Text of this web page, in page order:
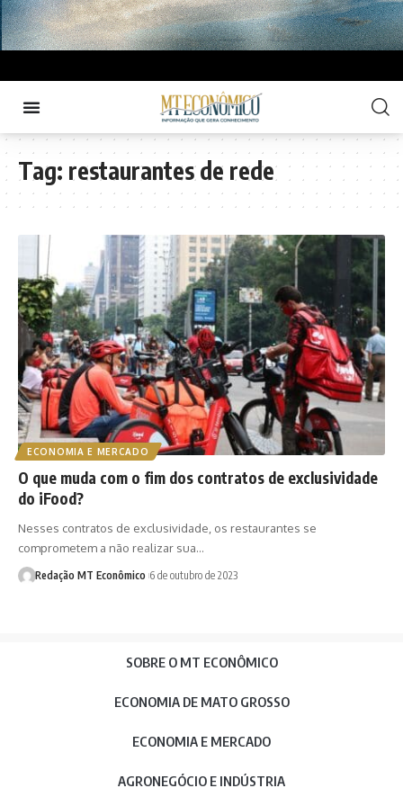
Tag: restaurantes de rede
ECONOMIA E MERCADO
O que muda com o fim dos contratos de exclusividade
do iFood?
Nesses contratos de exclusividade, os restaurantes se
comprometem a não realizar sua…
Redação MT Econômico 6 de outubro de 2023
SOBRE O MT ECONÔMICO
ECONOMIA DE MATO GROSSO
ECONOMIA E MERCADO
AGRONEGÓCIO E INDÚSTRIA